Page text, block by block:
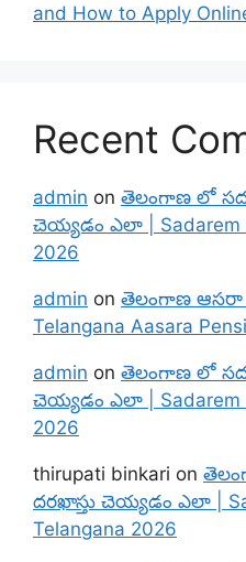
and How to Apply
Recent
admin on తెలంగాణ లో
చెయ్యడం ఎలా | Sadarem
2026
admin on తెలంగాణ ఆసరా
Telangana Aasara
admin on తెలంగాణ లో
చెయ్యడం ఎలా | Sadarem
2026
thirupati binkari on
దరఖాస్తు చెయ్యడం ఎలా |
Telangana 2026